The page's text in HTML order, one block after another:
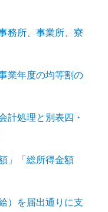
務所、事業所、寮
業年度の均等割の
計処理と別表四・
」「総所得金額
）を届出通りに支